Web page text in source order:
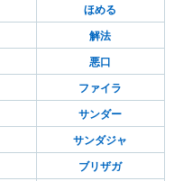
ほめる
解法
悪口
ファイラ
サンダー
サンダジャ
ブリザガ